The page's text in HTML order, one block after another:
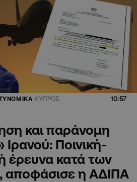
ΚΥΠΡΟΣ 10:57
και παράνομη
Ποινική-
έρευνα κατά των
αποφάσισε η ΑΔΙΠΑ